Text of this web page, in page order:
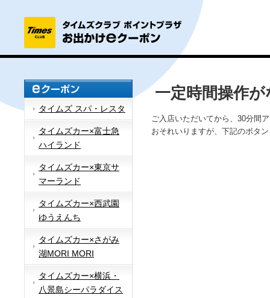
タイムズ スパ・レスタ
タイムズカー×富士急
ハイランド
タイムズカー×東京サ
マーランド
タイムズカー×西武園
ゆうえんち
タイムズカー×さがみ
湖MORI MORI
タイムズカー×横浜・
八景島シーパラダイス
一定時間操作
ご入店いただいてから、30分間
おそれいりますが、下記のボタ